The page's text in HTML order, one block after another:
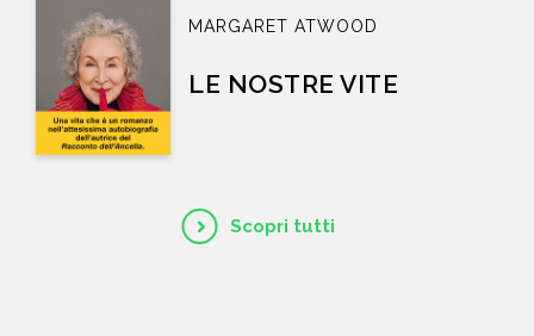
Scopri tutti
MARGARET ATWOOD
LE NOSTRE VITE